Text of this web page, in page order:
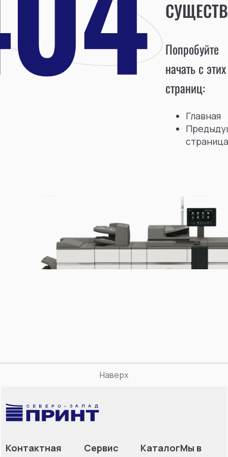
Попробуйте
начать с этих
страниц:
Главная
страница
Наверх
Контактная
Сервис КаталогМы в